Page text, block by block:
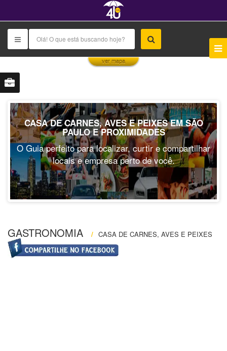
ver mapa
CASA DE CARNES, AVES E PEIXES EM SÃO
PAULO E PROXIMIDADES
O Guia perfeito para localizar, curtir e compartilhar
locais e empresa perto de você.
GASTRONOMIA / CASA DE CARNES, AVES E PEIXES